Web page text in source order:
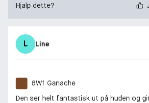
Hjalp dette?
L Line
6W1 Ganache
Den ser helt fantastisk ut på huden og